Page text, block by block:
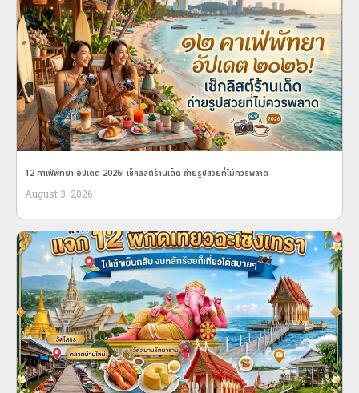
12 คาเฟ่พัทยา อัปเดต 2026! เช็กลิสต์ร้านเด็ด ถ่ายรูปสวยที่ไม่ควรพลาด
August 3, 2026